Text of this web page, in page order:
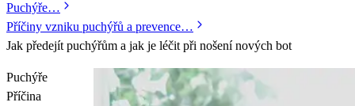
Puchýře…
Příčiny vzniku puchýřů a prevence…
Jak předejít puchýřům a jak je léčit při nošení nových bot
Puchýře
Příčina